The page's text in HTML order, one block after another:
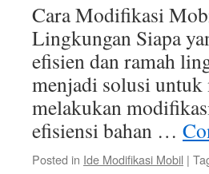
Cara Modifikasi
Lingkungan Siapa
efisien dan ramah
menjadi solusi untuk
melakukan
efisiensi bahan …
Posted in Ide Modifikasi Mobil |